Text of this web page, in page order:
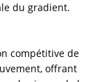
du gradient.
compétitive de
offrant